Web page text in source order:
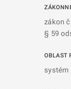
zákon
§ 59
OBLAST
systém